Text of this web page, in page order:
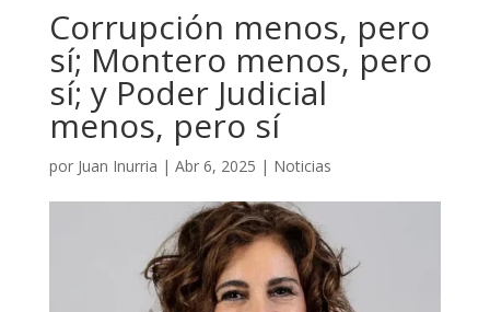
Corrupción menos, pero
sí; Montero menos, pero
sí; y Poder Judicial
menos, pero sí
por Juan Inurria | Abr 6, 2025 | Noticias